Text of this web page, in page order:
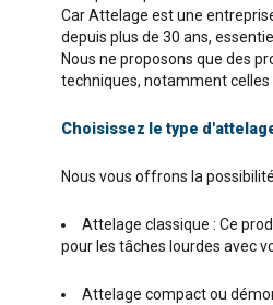
Car Attelage est une
depuis plus de 30 ans,
Nous ne proposons que des
techniques, notamment celles
Choisissez le type
Nous vous offrons la
Attelage classique : Ce
pour les tâches lourdes avec
Attelage compact ou